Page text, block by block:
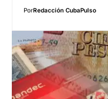
PorRedacción CubaPulso